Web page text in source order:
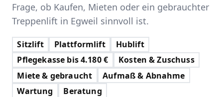
Frage, ob Kaufen, Mieten oder ein gebrauchter
Treppenlift in Egweil sinnvoll ist.
Sitzlift Plattformlift
Hublift
Pflegekasse bis 4.180 €
Kosten & Zuschuss
Miete & gebraucht
Aufmaß & Abnahme
Wartung
Beratung